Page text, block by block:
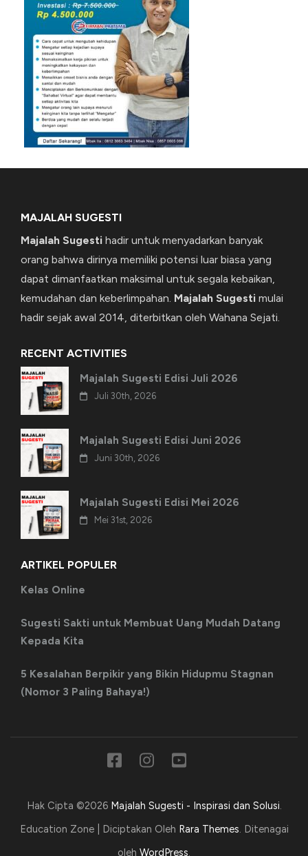
MAJALAH SUGESTI
Majalah Sugesti hadir untuk menyadarkan banyak
orang bahwa dirinya memiliki potensi luar biasa yang
dapat dimanfaatkan maksimal untuk segala kebaikan,
kemudahan dan keberlimpahan. Majalah Sugesti mulai
hadir sejak awal 2014, diterbitkan oleh Wahana Sejati.
RECENT ACTIVITIES
Majalah Sugesti Edisi Juli 2026
Juli 30th, 2026
Majalah Sugesti Edisi Juni 2026
Juni 30th, 2026
Majalah Sugesti Edisi Mei 2026
Mei 31st, 2026
ARTIKEL POPULER
Kelas Online
Sugesti Sakti untuk Membuat Uang Mudah Datang
Kepada Kita
5 Kesalahan Berpikir yang Bikin Hidupmu Stagnan
(Nomor 3 Paling Bahaya!)
Hak Cipta ©2026 Majalah Sugesti - Inspirasi dan Solusi.
Education Zone | Diciptakan Oleh Rara Themes. Ditenagai
oleh WordPress.